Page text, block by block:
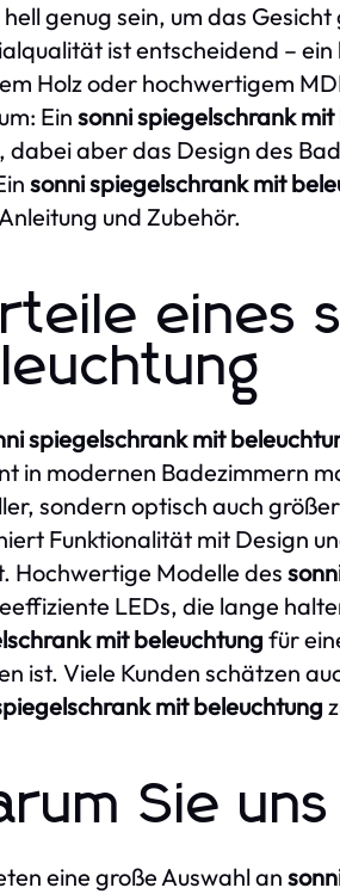
genug sein, um das
ist entscheidend –
Holz oder hochwertigem
Einsonni spiegelschrank
dabei aber das Design des
sonni spiegelschrank mit
und Zubehör.
eines
spiegelschrank mit
in modernen Badezimmern
sondern optisch auch
Funktionalität mit Design
Hochwertige Modelle des
LEDs, die lange
mit beleuchtung für
ist. Viele Kunden schätzen
mit beleuchtung
Sie
eine große Auswahl an